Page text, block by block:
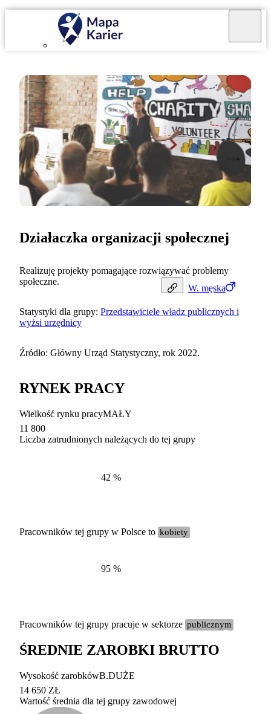
W. męska
Działaczka organizacji społecznej
Realizuję projekty pomagające rozwiązywać problemy
społeczne.
Statystyki dla grupy: Przedstawiciele władz publicznych i
wyżsi urzędnicy
Źródło: Główny Urząd Statystyczny, rok 2022.
RYNEK PRACY
Etykieta
duży
100-200 tysięcy
Wielkość rynku pracyMAŁY
11 800
Liczba zatrudnionych należących do tej grupy
42 %
Pracowników tej grupy w Polsce to kobiety
95 %
Pracowników tej grupy pracuje w sektorze publicznym
ŚREDNIE ZAROBKI BRUTTO
Wysokość zarobkówB.DUŻE
14 650 ZŁ
Wartość średnia dla tej grupy zawodowej